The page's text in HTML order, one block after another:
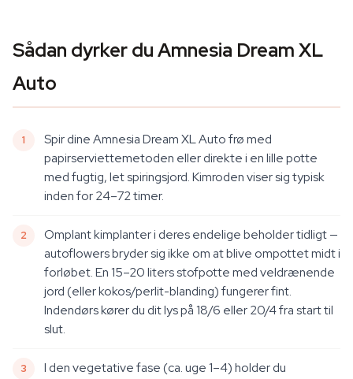
Sådan dyrker du Amnesia Dream XL
Auto
Spir dine Amnesia Dream XL Auto frø med
papirserviettemetoden eller direkte i en lille potte
med fugtig, let spiringsjord. Kimroden viser sig typisk
inden for 24–72 timer.
Omplant kimplanter i deres endelige beholder tidligt —
autoflowers bryder sig ikke om at blive ompottet midt i
forløbet. En 15–20 liters stofpotte med veldrænende
jord (eller kokos/perlit-blanding) fungerer fint.
Indendørs kører du dit lys på 18/6 eller 20/4 fra start til
slut.
I den vegetative fase (ca. uge 1–4) holder du